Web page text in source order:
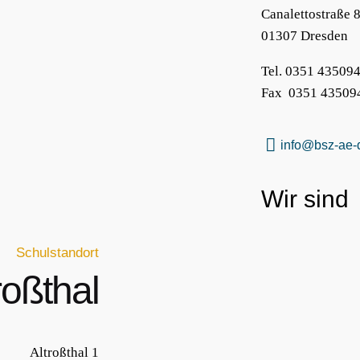
Canalettostraße 8
01307 Dresden
Tel. 0351
Fax 0351
info@bsz-ae-
Wir sind
Schulstandort
Altroßthal 1